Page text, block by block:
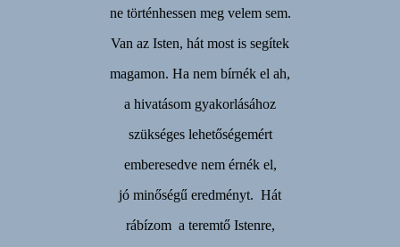
ne történhessen meg velem sem.
Van az Isten, hát most is segítek
magamon. Ha nem bírnék el ah,
a hivatásom gyakorlásához
szükséges lehetőségemért
emberesedve nem érnék el,
jó minőségű eredményt. Hát
rábízom a teremtő Istenre,